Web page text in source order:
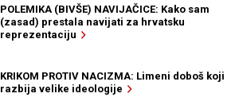
POLEMIKA (BIVŠE) NAVIJAČICE: Kako sam
(zasad) prestala navijati za hrvatsku
reprezentaciju
KRIKOM PROTIV NACIZMA: Limeni doboš koji
razbija velike ideologije